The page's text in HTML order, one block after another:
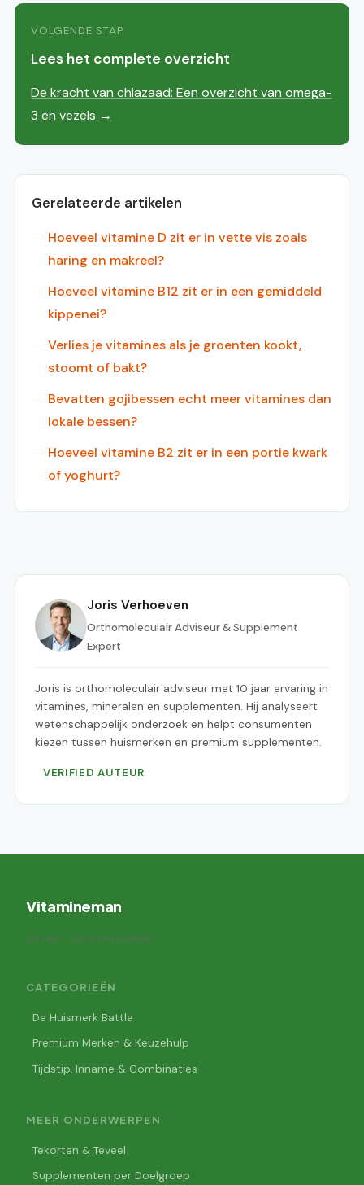
VOLGENDE STAP
Lees het complete overzicht
De kracht van chiazaad: Een overzicht van omega-
3 en vezels →
Gerelateerde artikelen
Hoeveel vitamine D zit er in vette vis zoals
haring en makreel?
Hoeveel vitamine B12 zit er in een gemiddeld
kippenei?
Verlies je vitamines als je groenten kookt,
stoomt of bakt?
Bevatten gojibessen echt meer vitamines dan
lokale bessen?
Hoeveel vitamine B2 zit er in een portie kwark
of yoghurt?
Joris Verhoeven
Orthomoleculair Adviseur & Supplement
Expert
Joris is orthomoleculair adviseur met 10 jaar ervaring in
vitamines, mineralen en supplementen. Hij analyseert
wetenschappelijk onderzoek en helpt consumenten
kiezen tussen huismerken en premium supplementen.
VERIFIED AUTEUR
Vitamineman
Auteur: Joris Verhoeven
CATEGORIEËN
De Huismerk Battle
Premium Merken & Keuzehulp
Tijdstip, Inname & Combinaties
MEER ONDERWERPEN
Tekorten & Teveel
Supplementen per Doelgroep